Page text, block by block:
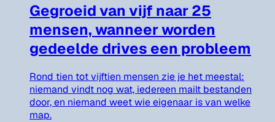
Gegroeid van vijf naar 25
mensen, wanneer worden
gedeelde drives een probleem
Rond tien tot vijftien mensen zie je het meestal:
niemand vindt nog wat, iedereen mailt bestanden
door, en niemand weet wie eigenaar is van welke
map.